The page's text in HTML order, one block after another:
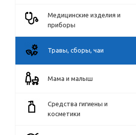
Медицинские изделия и
приборы
Травы, сборы, чаи
Мама и малыш
Средства гигиены и
косметики